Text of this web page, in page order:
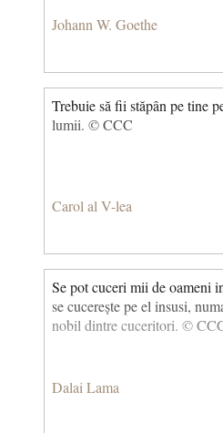
Johann W. Goethe
Trebuie să fii stăpân pe tine
lumii. © CCC
Carol al V-lea
Se pot cuceri mii de oameni
se cucerește pe el insusi,
nobil dintre cuceritori. ©
Dalai Lama